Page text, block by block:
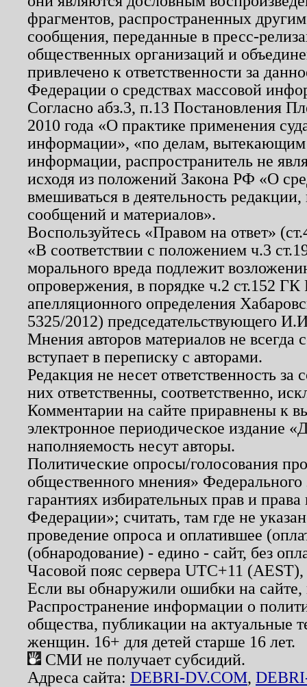
фрагментов, распространенных
сообщения, переданные в пресс-
общественных организаций и
привлечено к ответственности за
Федерации о средствах массовой
Согласно абз.3, п.13 Постановления
2010 года «О практике применения
информации», «по делам, вытекающим
информации, распространитель не
исходя из положений Закона РФ «О
вмешиваться в деятельность
сообщений и материалов».
Воспользуйтесь «Правом на ответ»
«В соответствии с положением ч.3
морального вреда подлежит
опровержения, в порядке ч.2 ст.152
апелляционного определения
5325/2012) председательствующего
Мнения авторов материалов не
вступает в переписку с авторами.
Редакция не несет ответственность
них ответственны, соответственно,
Комментарии на сайте приравнены к
электронное периодическое издание
наполняемость несут авторы.
Политические опросы/голосования
общественного мнения»
гарантиях избирательных прав и
Федерации»; считать, там где не
проведение опроса и оплатившее
(обнародование) - едино - сайт, без
Часовой пояс сервера UTC+11
Если вы обнаружили ошибки на
Распространение информации о
общества, публикации на актуальные
женщин. 16+ для детей старше 16 лет.
СМИ не получает субсидий.
Адреса сайта: DEBRI-DV.COM,